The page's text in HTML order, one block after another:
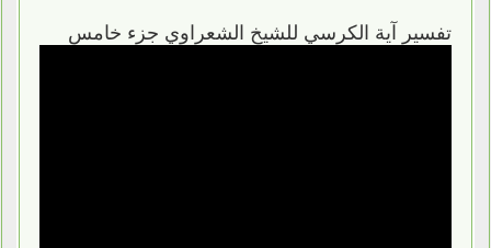
تفسير آية الكرسي للشيخ الشعراوي جزء خامس